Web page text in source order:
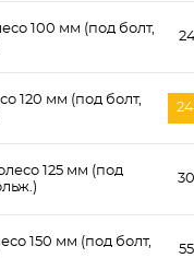
100 мм (под болт,
120 мм (под болт,
125 мм (под
150 мм (под болт,